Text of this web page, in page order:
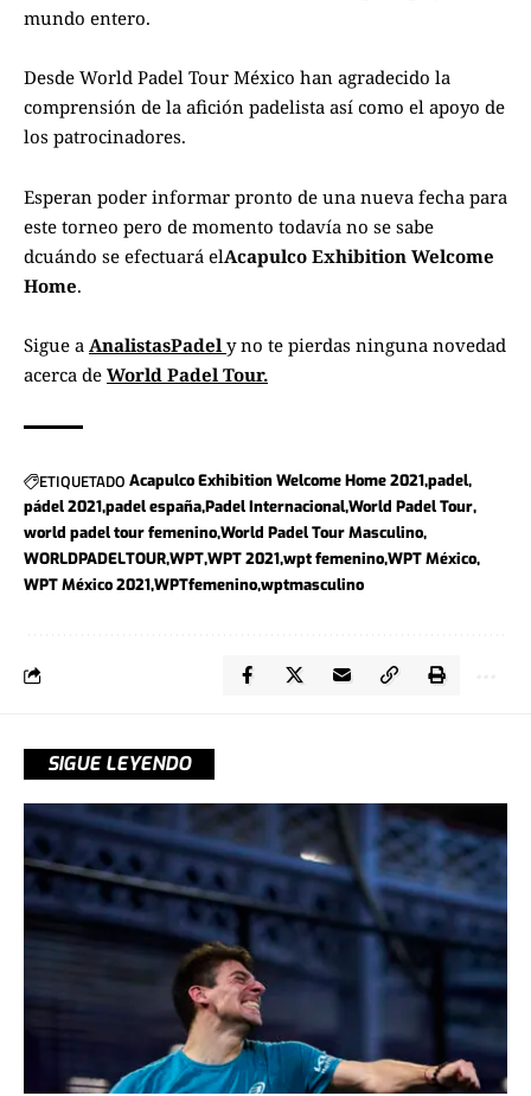
mundo entero.
Desde World Padel Tour México han agradecido la
comprensión de la afición padelista así como el apoyo de
los patrocinadores.
Esperan poder informar pronto de una nueva fecha para
este torneo pero de momento todavía no se sabe
dcuándo se efectuará elAcapulco Exhibition Welcome
Home.
Sigue a AnalistasPadel y no te pierdas ninguna novedad
acerca de World Padel Tour.
ETIQUETADO Acapulco Exhibition Welcome Home 2021padel
pádel 2021padel españaPadel InternacionalWorld Padel Tour
world padel tour femeninoWorld Padel Tour Masculino
WORLDPADELTOURWPTWPT 2021wpt femeninoWPT México
WPT México 2021WPTfemeninowptmasculino
SIGUE LEYENDO